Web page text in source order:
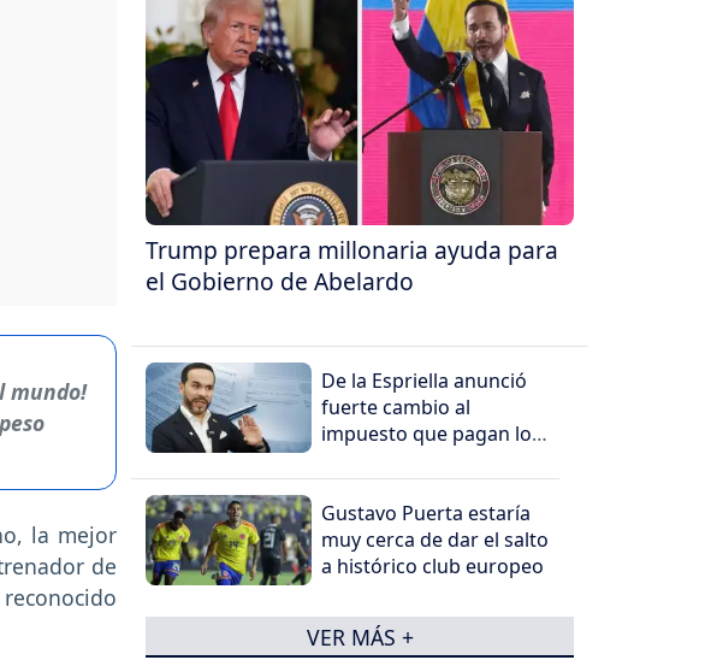
mundo!
la mejor
de
Trump prepara millonaria ayuda para
el Gobierno de Abelardo
De la Espriella anunció
fuerte cambio al
impuesto que pagan los
Gustavo Puerta estaría
muy cerca de dar el salto
a histórico club europeo
VER MÁS +